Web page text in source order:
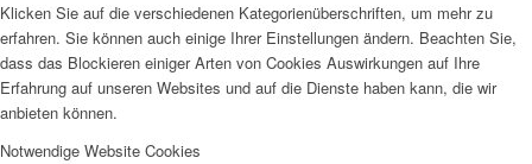
Klicken Sie auf die verschiedenen Kategorienüberschriften, um mehr zu
erfahren. Sie können auch einige Ihrer Einstellungen ändern. Beachten Sie,
dass das Blockieren einiger Arten von Cookies Auswirkungen auf Ihre
Erfahrung auf unseren Websites und auf die Dienste haben kann, die wir
anbieten können.
Notwendige Website Cookies